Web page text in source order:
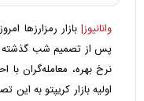
وانانیوز| بازار رمزارزها
پس از تصمیم شب گذشته
نرخ بهره، معامله‌گران با
اولیه بازار کریپتو به